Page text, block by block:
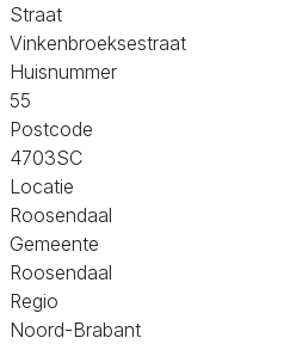
Straat
Vinkenbroeksestraat
Huisnummer
55
Postcode
4703SC
Locatie
Roosendaal
Gemeente
Roosendaal
Regio
Noord-Brabant